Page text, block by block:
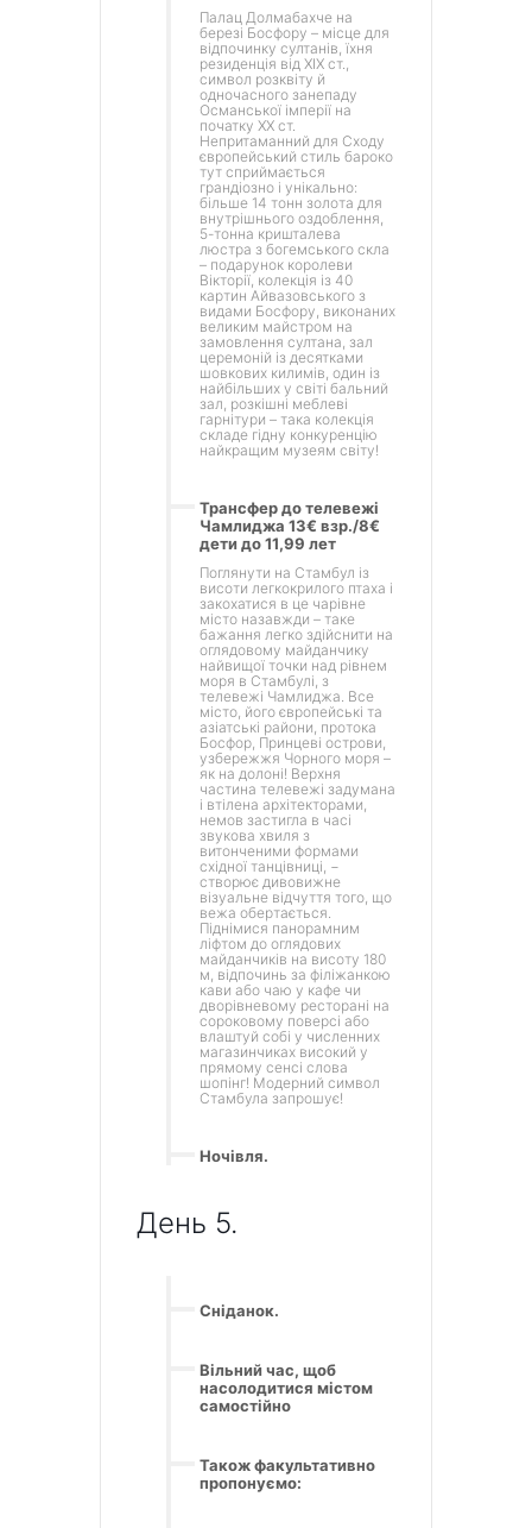
Палац Долмабахче на
березі Босфору – місце для
відпочинку султанів, їхня
резиденція від ХІХ ст.,
символ розквіту й
одночасного занепаду
Османської імперії на
початку ХХ ст.
Непритаманний для Сходу
європейський стиль бароко
тут сприймається
грандіозно і унікально:
більше 14 тонн золота для
внутрішнього оздоблення,
5-тонна кришталева
люстра з богемського скла
– подарунок королеви
Вікторії, колекція із 40
картин Айвазовського з
видами Босфору, виконаних
великим майстром на
замовлення султана, зал
церемоній із десятками
шовкових килимів, один із
найбільших у світі бальний
зал, розкішні меблеві
гарнітури – така колекція
складе гідну конкуренцію
найкращим музеям світу!
Трансфер до телевежі
Чамлиджа 13€ взр./8€
дети до 11,99 лет
Поглянути на Стамбул із
висоти легкокрилого птаха і
закохатися в це чарівне
місто назавжди – таке
бажання легко здійснити на
оглядовому майданчику
найвищої точки над рівнем
моря в Стамбулі, з
телевежі Чамлиджа. Все
місто, його європейські та
азіатські райони, протока
Босфор, Принцеві острови,
узбережжя Чорного моря –
як на долоні! Верхня
частина телевежі задумана
і втілена архітекторами,
немов застигла в часі
звукова хвиля з
витонченими формами
східної танцівниці, −
створює дивовижне
візуальне відчуття того, що
вежа обертається.
Піднімися панорамним
ліфтом до оглядових
майданчиків на висоту 180
м, відпочинь за філіжанкою
кави або чаю у кафе чи
дворівневому ресторані на
сороковому поверсі або
влаштуй собі у численних
магазинчиках високий у
прямому сенсі слова
шопінг! Модерний символ
Стамбула запрошує!
Ночівля.
День 5.
Сніданок.
Вільний час, щоб
насолодитися містом
самостійно
Також факультативно
пропонуємо: